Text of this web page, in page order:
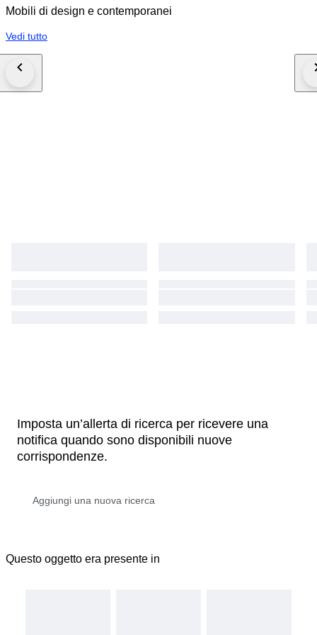
Mobili di design e contemporanei
Vedi tutto
Imposta un’allerta di ricerca per ricevere una
notifica quando sono disponibili nuove
corrispondenze.
Questo oggetto era presente in